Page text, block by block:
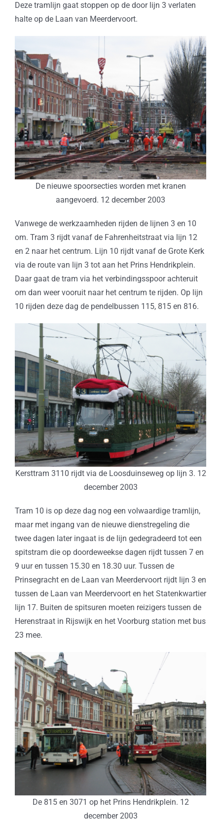
Deze tramlijn gaat stoppen op de door lijn 3 verlaten
halte op de Laan van Meerdervoort.
De nieuwe spoorsecties worden met kranen
aangevoerd. 12 december 2003
Vanwege de werkzaamheden rijden de lijnen 3 en 10
om. Tram 3 rijdt vanaf de Fahrenheitstraat via lijn 12
en 2 naar het centrum. Lijn 10 rijdt vanaf de Grote Kerk
via de route van lijn 3 tot aan het Prins Hendrikplein.
Daar gaat de tram via het verbindingsspoor achteruit
om dan weer vooruit naar het centrum te rijden. Op lijn
10 rijden deze dag de pendelbussen 115, 815 en 816.
Kersttram 3110 rijdt via de Loosduinseweg op lijn 3. 12
december 2003
Tram 10 is op deze dag nog een volwaardige tramlijn,
maar met ingang van de nieuwe dienstregeling die
twee dagen later ingaat is de lijn gedegradeerd tot een
spitstram die op doordeweekse dagen rijdt tussen 7 en
9 uur en tussen 15.30 en 18.30 uur. Tussen de
Prinsegracht en de Laan van Meerdervoort rijdt lijn 3 en
tussen de Laan van Meerdervoort en het Statenkwartier
lijn 17. Buiten de spitsuren moeten reizigers tussen de
Herenstraat in Rijswijk en het Voorburg station met bus
23 mee.
De 815 en 3071 op het Prins Hendrikplein. 12
december 2003